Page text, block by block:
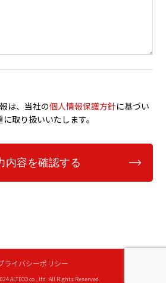
は、当社の個人情報保護方針に基づい
に取り扱いいたします。
ライバシーポリシー
ALTECO co., ltd. All Rights Reserved.